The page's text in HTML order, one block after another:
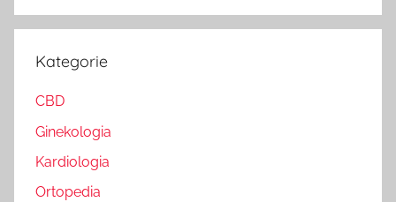
Kategorie
CBD
Ginekologia
Kardiologia
Ortopedia